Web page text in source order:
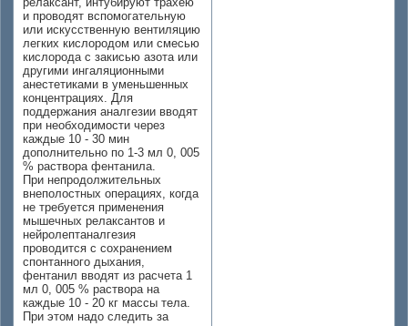
и проводят вспомогательную
или искусственную вентиляцию
легких кислородом или смесью
кислорода с закисью азота или
другими ингаляционными
анестетиками в уменьшенных
концентрациях. Для
поддержания аналгезии вводят
при необходимости через
каждые 10 - 30 мин
дополнительно по 1-3 мл 0, 005
% раствора фентанила.
При непродолжительных
внеполостных операциях, когда
не требуется применения
мышечных релаксантов и
нейролептаналгезия
проводится с сохранением
спонтанного дыхания,
фентанил вводят из расчета 1
мл 0, 005 % раствора на
каждые 10 - 20 кг массы тела.
При этом надо следить за